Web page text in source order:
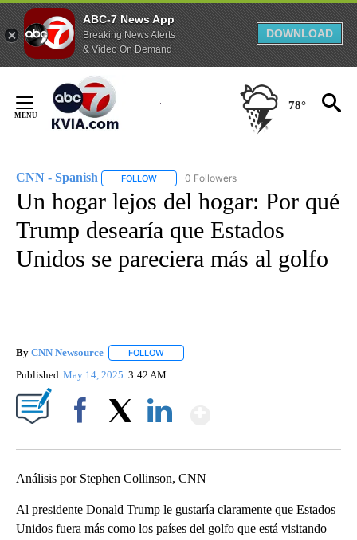
ABC-7 News App
Breaking News Alerts
& Video On Demand
DOWNLOAD
Content
78°
CNN - Spanish FOLLOW FOLLOW "CNN - SPANISH" TO RECEIVE
0 Followers
Un hogar lejos del hogar: Por qué
Trump desearía que Estados
Unidos se pareciera más al golfo
By CNN Newsource FOLLOW
Published May 14, 2025 3:42 AM
Análisis por Stephen Collinson, CNN
Al presidente Donald Trump le gustaría claramente que Estados
Unidos fuera más como los países del golfo que está visitando